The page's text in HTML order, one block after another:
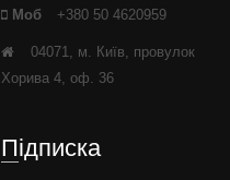
Моб +380 50 4620959
04071, м. Київ, провулок
Хорива 4, оф. 36
Підписка